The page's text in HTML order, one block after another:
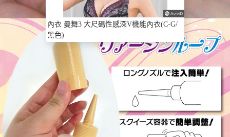
內衣 曼舞3 大尺碼性感深V機能內衣(C-G/
黑色)